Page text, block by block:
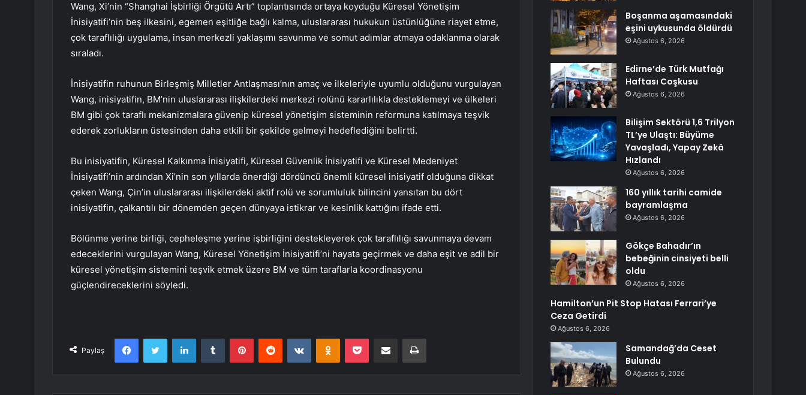
Wang, Xi’nin “Shanghai İşbirliği Örgütü Artı” toplantısında ortaya koyduğu Küresel Yönetişim
İnisiyatifi’nin beş ilkesini, egemen eşitliğe bağlı kalma, uluslararası hukukun üstünlüğüne riayet etme,
çok taraflılığı uygulama, insan merkezli yaklaşımı savunma ve somut adımlar atmaya odaklanma olarak
sıraladı.
İnisiyatifin ruhunun Birleşmiş Milletler Antlaşması’nın amaç ve ilkeleriyle uyumlu olduğunu vurgulayan
Wang, inisiyatifin, BM’nin uluslararası ilişkilerdeki merkezi rolünü kararlılıkla desteklemeyi ve ülkeleri
BM gibi çok taraflı mekanizmalara güvenip küresel yönetişim sisteminin reformuna katılmaya teşvik
ederek zorlukların üstesinden daha etkili bir şekilde gelmeyi hedeflediğini belirtti.
Bu inisiyatifin, Küresel Kalkınma İnisiyatifi, Küresel Güvenlik İnisiyatifi ve Küresel Medeniyet
İnisiyatifi’nin ardından Xi’nin son yıllarda önerdiği dördüncü önemli küresel inisiyatif olduğuna dikkat
çeken Wang, Çin’in uluslararası ilişkilerdeki aktif rolü ve sorumluluk bilincini yansıtan bu dört
inisiyatifin, çalkantılı bir dönemden geçen dünyaya istikrar ve kesinlik kattığını ifade etti.
Bölünme yerine birliği, cepheleşme yerine işbirliğini destekleyerek çok taraflılığı savunmaya devam
edeceklerini vurgulayan Wang, Küresel Yönetişim İnisiyatifi’ni hayata geçirmek ve daha eşit ve adil bir
küresel yönetişim sistemini teşvik etmek üzere BM ve tüm taraflarla koordinasyonu
güçlendireceklerini söyledi.
Paylaş
FacebookTwitter LinkedInTumblr PinterestReddit VKontakteOdnoklassniki
Pocket E-Posta ile paylaş Yazdır
Boşanma aşamasındaki
eşini uykusunda öldürdü
Ağustos 6, 2026
Edirne’de Türk Mutfağı
Haftası Coşkusu
Ağustos 6, 2026
Bilişim Sektörü 1,6 Trilyon
TL’ye Ulaştı: Büyüme
Yavaşladı, Yapay Zekâ
Hızlandı
Ağustos 6, 2026
160 yıllık tarihi camide
bayramlaşma
Ağustos 6, 2026
Gökçe Bahadır’ın
bebeğinin cinsiyeti belli
oldu
Ağustos 6, 2026
Hamilton’un Pit Stop Hatası Ferrari’ye
Ceza Getirdi
Ağustos 6, 2026
Samandağ’da Ceset
Bulundu
Ağustos 6, 2026